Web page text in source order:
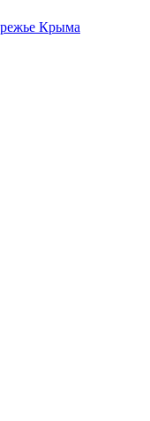
Крыма